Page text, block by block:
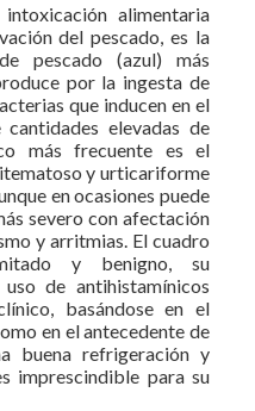
alimentaria
del pescado, es la
pescado (azul) más
por la ingesta de
que inducen en el
elevadas de
más frecuente es el
y urticariforme
en ocasiones puede
severo con afectación
y arritmias. El cuadro
y benigno, su
de antihistamínicos
basándose en el
en el antecedente de
buena refrigeración y
imprescindible para su